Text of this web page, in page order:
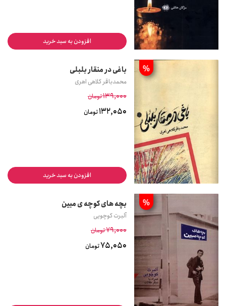
افزودن به سبد خرید
% باغی در منقار بلبلی
محمدباقر کلاهی اهری
139,000تومان
132,050تومان
افزودن به سبد خرید
% بچه های کوچه ی مبین
آلبرت کوچویی
79,000تومان
75,050تومان